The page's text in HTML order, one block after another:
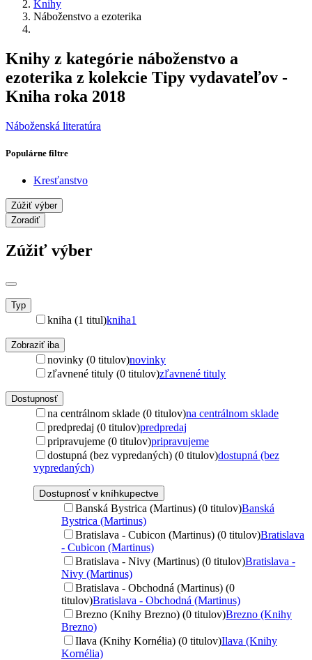
Knihy
Náboženstvo a ezoterika
Knihy z kategórie náboženstvo a
ezoterika z kolekcie Tipy vydavateľov -
Kniha roka 2018
Náboženská literatúra
Populárne filtre
Kresťanstvo
Zúžiť výber
Zoradiť
Zúžiť výber
Typ
kniha (1 titul)kniha1
Zobraziť iba
novinky (0 titulov)novinky
zľavnené tituly (0 titulov)zľavnené tituly
Dostupnosť
na centrálnom sklade (0 titulov)na centrálnom sklade
predpredaj (0 titulov)predpredaj
pripravujeme (0 titulov)pripravujeme
dostupná (bez vypredaných) (0 titulov)dostupná (bez
vypredaných)
Dostupnosť v kníhkupectve
Banská Bystrica (Martinus) (0 titulov)Banská
Bystrica (Martinus)
Bratislava - Cubicon (Martinus) (0 titulov)Bratislava
- Cubicon (Martinus)
Bratislava - Nivy (Martinus) (0 titulov)Bratislava -
Nivy (Martinus)
Bratislava - Obchodná (Martinus) (0
titulov)Bratislava - Obchodná (Martinus)
Brezno (Knihy Brezno) (0 titulov)Brezno (Knihy
Brezno)
Ilava (Knihy Kornélia) (0 titulov)Ilava (Knihy
Kornélia)